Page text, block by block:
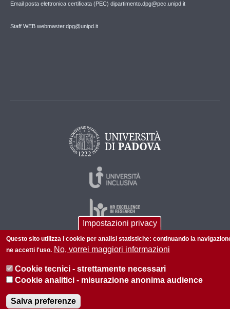
Email posta elettronica certificata (PEC) dipartimento.dpg@pec.unipd.it
Staff WEB webmaster.dpg@unipd.it
© 2026 Università di Padova - Tutti i diritti riservati
P.I. 00742430283 C.F. 80006480281
Informazioni su questo sito Privacy policy
Impostazioni privacy
Questo sito utilizza i cookie per analisi statistiche: continuando la
ne accetti l'uso. No, vorrei maggiori informazioni
Cookie tecnici - strettamente necessari
Cookie analitici - misurazione anonima audience
Salva preferenze